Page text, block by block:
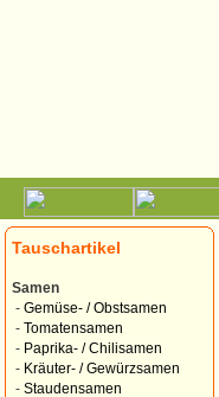
Tauschartikel
Samen
- Gemüse- / Obstsamen
- Tomatensamen
- Paprika- / Chilisamen
- Kräuter- / Gewürzsamen
- Staudensamen